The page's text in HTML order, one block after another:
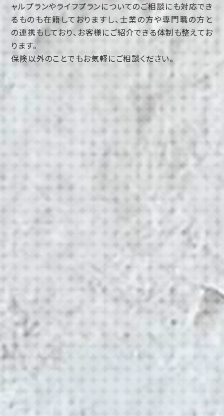
ャルプランやライフプランについてのご相談にも対応でき
るものも在籍しておりますし、士業の方や専門職の方と
の連携もしており、お客様にご紹介できる体制も整えてお
ります。
保険以外のことでもお気軽にご相談ください。